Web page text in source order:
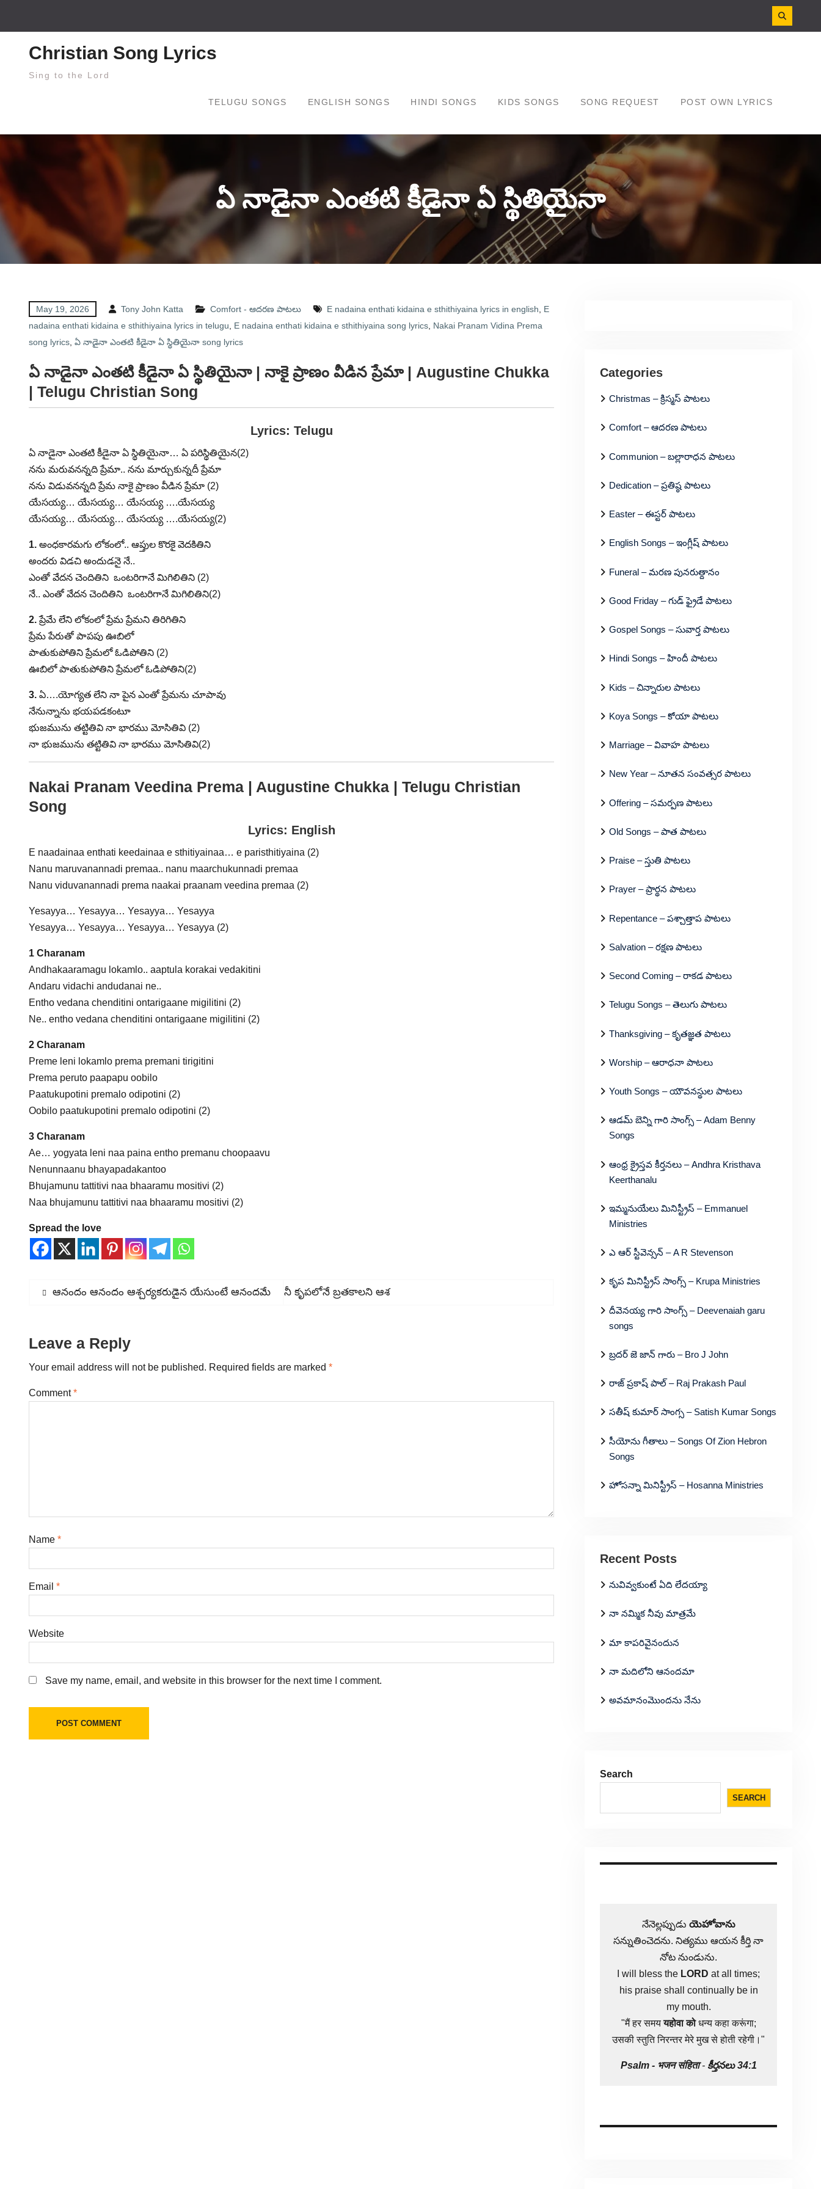
Christian Song Lyrics
Sing to the Lord
TELUGU SONGS ENGLISH SONGS HINDI SONGS KIDS SONGS SONG REQUEST POST OWN LYRICS
ఏ నాడైనా ఎంతటి కీడైనా ఏ స్థితియైనా
May 19, 2026 Tony John Katta Comfort - ఆదరణ పాటలు E nadaina enthati kidaina e sthithiyaina lyrics in english
E
nadaina enthati kidaina e sthithiyaina lyrics in telugu
E nadaina enthati kidaina e sthithiyaina song lyrics Nakai Pranam Vidina Prema
song lyrics ఏ నాడైనా ఎంతటి కీడైనా ఏ స్థితియైనా song lyrics
ఏ నాడైనా ఎంతటి కీడైనా ఏ స్థితియైనా | నాకై ప్రాణం వీడిన ప్రేమా | Augustine Chukka
| Telugu Christian Song
Lyrics: Telugu
ఏ నాడైనా ఎంతటి కీడైనా ఏ స్థితియైనా… ఏ పరిస్థితియైన(2)
నను మరువనన్నది ప్రేమా.. నను మార్చుకున్నదీ ప్రేమా
నను విడువనన్నది ప్రేమ నాకై ప్రాణం వీడిన ప్రేమా (2)
యేసయ్య… యేసయ్య… యేసయ్య ….యేసయ్య
యేసయ్య… యేసయ్య… యేసయ్య ….యేసయ్య(2)
1. అంధకారమగు లోకంలో.. ఆప్తుల కొరకై వెదకితిని
అందరు విడచి అందుడనై నే..
ఎంతో వేదన చెందితిని ఒంటరిగానే మిగిలితిని (2)
నే.. ఎంతో వేదన చెందితిని ఒంటరిగానే మిగిలితిని(2)
2.ప్రేమే లేని లోకంలో ప్రేమ ప్రేమని తిరిగితిని
ప్రేమ పేరుతో పాపపు ఊబిలో
పాతుకుపోతిని ప్రేమలో ఓడిపోతిని (2)
ఊబిలో పాతుకుపోతిని ప్రేమలో ఓడిపోతిని(2)
3. ఏ….యోగ్యత లేని నా పైన ఎంతో ప్రేమను చూపావు
నేనున్నాను భయపడకంటూ
భుజమును తట్టితివి నా భారము మోసితివి (2)
నా భుజమును తట్టితివి నా భారము మోసితివి(2)
Nakai Pranam Veedina Prema | Augustine Chukka | Telugu Christian
Song
Lyrics: English
E naadainaa enthati keedainaa e sthitiyainaa… e paristhitiyaina (2)
Nanu maruvanannadi premaa.. nanu maarchukunnadi premaa
Nanu viduvanannadi prema naakai praanam veedina premaa (2)
Yesayya… Yesayya… Yesayya… Yesayya
Yesayya… Yesayya… Yesayya… Yesayya (2)
1 Charanam
Andhakaaramagu lokamlo.. aaptula korakai vedakitini
Andaru vidachi andudanai ne..
Entho vedana chenditini ontarigaane migilitini (2)
Ne.. entho vedana chenditini ontarigaane migilitini (2)
2 Charanam
Preme leni lokamlo prema premani tirigitini
Prema peruto paapapu oobilo
Paatukupotini premalo odipotini (2)
Oobilo paatukupotini premalo odipotini (2)
3 Charanam
Ae… yogyata leni naa paina entho premanu choopaavu
Nenunnaanu bhayapadakantoo
Bhujamunu tattitivi naa bhaaramu mositivi (2)
Naa bhujamunu tattitivi naa bhaaramu mositivi (2)
Spread the love
Post
Previous
ఆనందం ఆనందం ఆశ్చర్యకరుడైన యేసుంటే ఆనందమే
Next
నీ కృపలోనే బ్రతకాలని ఆశ
Leave a Reply
Your email address will not be published. Required fields are marked *
Comment*
Name *
Email *
Website
Save my name, email, and website in this browser for the next time I comment.
Categories
Christmas – క్రిస్మస్ పాటలు
Comfort – ఆదరణ పాటలు
Communion – బల్లారాధన పాటలు
Dedication – ప్రతిష్ఠ పాటలు
Easter – ఈస్టర్ పాటలు
English Songs – ఇంగ్లీష్ పాటలు
Funeral – మరణ పునరుత్దానం
Good Friday – గుడ్ ఫ్రైడే పాటలు
Gospel Songs – సువార్త పాటలు
Hindi Songs – హిందీ పాటలు
Kids – చిన్నారుల పాటలు
Koya Songs – కోయా పాటలు
Marriage – వివాహ పాటలు
New Year – నూతన సంవత్సర పాటలు
Offering – సమర్పణ పాటలు
Old Songs – పాత పాటలు
Praise – స్తుతి పాటలు
Prayer – ప్రార్థన పాటలు
Repentance – పశ్చాత్తాప పాటలు
Salvation – రక్షణ పాటలు
Second Coming – రాకడ పాటలు
Telugu Songs – తెలుగు పాటలు
Thanksgiving – కృతజ్ఞత పాటలు
Worship – ఆరాధనా పాటలు
Youth Songs – యౌవనస్థుల పాటలు
ఆడమ్ బెన్ని గారి సాంగ్స్ – Adam Benny
Songs
ఆంధ్ర క్రైస్తవ కీర్తనలు – Andhra Kristhava
Keerthanalu
ఇమ్మనుయేలు మినిస్ట్రీస్ – Emmanuel
Ministries
ఎ ఆర్ స్టీవెన్సన్ – A R Stevenson
కృప మినిస్ట్రీస్ సాంగ్స్ – Krupa Ministries
దీవెనయ్య గారి సాంగ్స్ – Deevenaiah garu
songs
బ్రదర్ జె జాన్ గారు – Bro J John
రాజ్ ప్రకాష్ పాల్ – Raj Prakash Paul
సతీష్ కుమార్ సాంగ్స – Satish Kumar Songs
సీయోను గీతాలు – Songs Of Zion Hebron
Songs
హోసన్నా మినిస్ట్రీస్ – Hosanna Ministries
Recent Posts
నువివ్వకుంటే ఏది లేదయ్యా
నా నమ్మిక నీవు మాత్రమే
మా కాపరివైనందున
నా మదిలోని ఆనందమా
అవమానంమొందను నేను
Search
SEARCH
నేనెల్లప్పుడు యెహోవాను
సన్నుతించెదను. నిత్యము ఆయన కీర్తి నా
నోట నుండును.
I will bless the LORD at all times;
his praise shall continually be in
my mouth.
"मैं हर समययहोवा कोधन्य कहा करूंगा;
उसकी स्तुति निरन्तर मेरे मुख से होती रहेगी।"
Psalm - भजन संहिता- కీర్తనలు 34:1